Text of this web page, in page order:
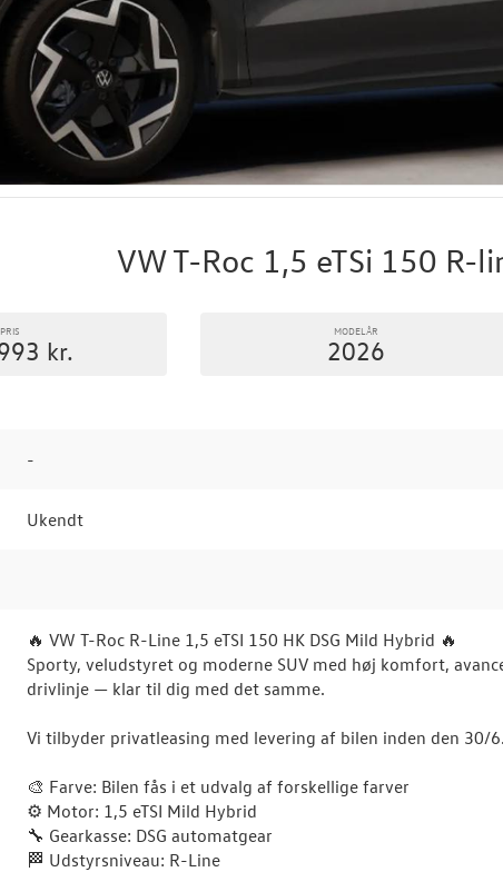
VW T-Roc 1,5 eTSi 150 R-
PRIS
kr.
MODELÅR
2026
-
Ukendt
🔥 VW T-Roc R-Line 1,5 eTSI 150 HK DSG Mild Hybrid 🔥
Sporty, veludstyret og moderne SUV med høj komfort,
drivlinje — klar til dig med det samme.
Vi tilbyder privatleasing med levering af bilen inden den 30/6.
🎨 Farve: Bilen fås i et udvalg af forskellige farver
⚙️ Motor: 1,5 eTSI Mild Hybrid
🔧 Gearkasse: DSG automatgear
🏁 Udstyrsniveau: R-Line